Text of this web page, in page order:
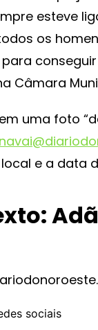
esteve
os
Câmara
uma foto
e a data
sociais